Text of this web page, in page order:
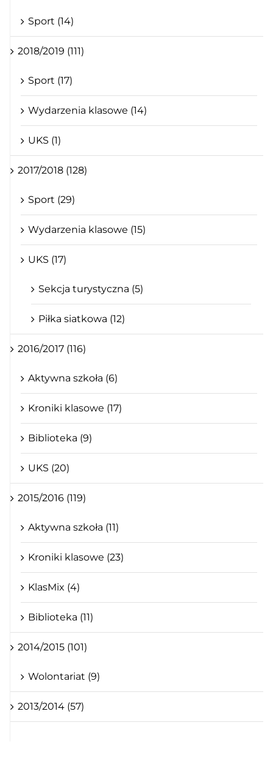
Sport (14)
2018/2019 (111)
Sport (17)
Wydarzenia klasowe (14)
UKS (1)
2017/2018 (128)
Sport (29)
Wydarzenia klasowe (15)
UKS (17)
Sekcja turystyczna (5)
Piłka siatkowa (12)
2016/2017 (116)
Aktywna szkoła (6)
Kroniki klasowe (17)
Biblioteka (9)
UKS (20)
2015/2016 (119)
Aktywna szkoła (11)
Kroniki klasowe (23)
KlasMix (4)
Biblioteka (11)
2014/2015 (101)
Wolontariat (9)
2013/2014 (57)